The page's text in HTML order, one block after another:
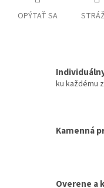
OPÝTAŤ SA
ku každému
Kamenná
Overene a